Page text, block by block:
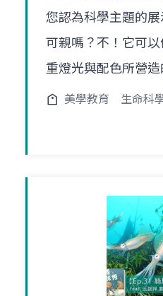
您認為科學主題的
可親嗎？不！它可
重燈光與配色所營造
美學教育 生命科